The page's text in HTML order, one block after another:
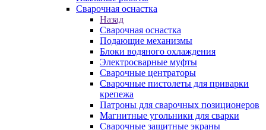
Сварочная оснастка
Назад
Сварочная оснастка
Подающие механизмы
Блоки водяного охлаждения
Электросварные муфты
Сварочные центраторы
Сварочные пистолеты для приварки
крепежа
Патроны для сварочных позиционеров
Магнитные угольники для сварки
Сварочные защитные экраны